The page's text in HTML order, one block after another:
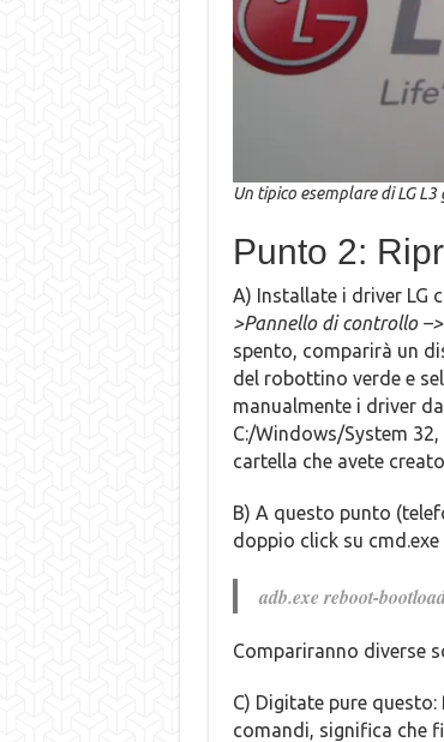
Un tipico esemplare di LG L3
Punto 2:
A) Installate i driver LG
>Pannello di controllo
spento, comparirà un
del robottino verde e
manualmente i driver
C:/Windows/System
cartella che avete
B) A questo punto
doppio click su
adb.exe reboot-
Compariranno diverse
C) Digitate pure
comandi, significa che